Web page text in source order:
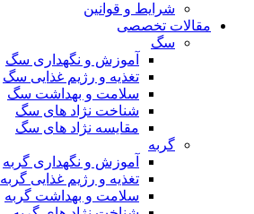
شرایط و قوانین
مقالات تخصصی
سگ
آموزش و نگهداری سگ
تغذیه و رژیم غذایی سگ
سلامت و بهداشت سگ
شناخت نژاد های سگ
مقایسه نژاد های سگ
گربه
آموزش و نگهداری گربه
تغذیه و رژیم غذایی گربه
سلامت و بهداشت گربه